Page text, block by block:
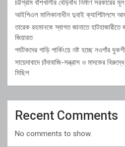
চট্টগ্রাম বাঁশখালীর বেড়িবাঁধ নির্মাণ সরকারের
আইপিএল মালিকানাধীন দুবাই ক্যাপিটালসে
তারেক রহমানকে স্বাগত জানাতে
জিয়ারত
পর্যটকদের গাড়ি পার্কিংয়ে নষ্ট হচ্ছে নওগাঁর
সায়েদাবাদে চাঁদাবাজি-সন্ত্রাস ও মাদকের
মিছিল
Recent Comments
No comments to show.